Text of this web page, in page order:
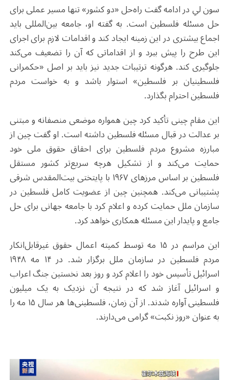
سون لیِ در ادامه گفت راه‌حل «دو کشور» تنها مسیر عملی برای
حل مسئله فلسطین است. به گفته او، جامعه بین‌المللی باید
اجماع بیشتری در این زمینه ایجاد کند و اقدامات لازم برای اجرای
این طرح را پیش ببرد و از اقداماتی که آن را تضعیف می‌کند
جلوگیری کند. هرگونه ترتیبات جدید نیز باید بر اصل «حکمرانی
فلسطینیان بر فلسطین» استوار باشد و به خواست مردم
فلسطین احترام بگذارد.
این مقام چینی تأکید کرد چین همواره موضعی منصفانه و مبتنی
بر عدالت در قبال مسئله فلسطین داشته است. او گفت چین از
مبارزه مشروع مردم فلسطین برای احقاق حقوق ملی خود
حمایت می‌کند و از تشکیل هرچه سریع‌تر کشور مستقل
فلسطین بر اساس مرزهای ۱۹۶۷ با پایتختی بیت‌المقدس شرقی
پشتیبانی می‌کند. همچنین چین از عضویت کامل فلسطین در
سازمان ملل حمایت کرده و اعلام کرد با جامعه جهانی برای حل
جامع و پایدار این مسئله همکاری خواهد کرد.
این مراسم در ۱۵ مه توسط کمیته اعمال حقوق غیرقابل‌انکار
مردم فلسطین در سازمان ملل برگزار شد. در ۱۴ مه ۱۹۴۸
اسرائیل تأسیس خود را اعلام کرد و روز بعد نخستین جنگ اعراب
و اسرائیل آغاز شد که در نتیجه آن نزدیک به یک میلیون
فلسطینی آواره شدند. از آن زمان، فلسطینی‌ها هر سال ۱۵ مه را
به عنوان «روز نکبت» گرامی می‌دارند.